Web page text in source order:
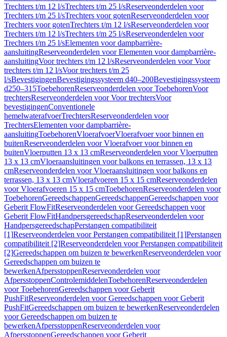
Trechters t/m 12 l/sTrechters t/m 25 l/sReserveonderdelen voor
Trechters t/m 25 l/sTrechters voor gotenReserveonderdelen voor
Trechters voor gotenTrechters t/m 12 l/sReserveonderdelen voor
Trechters t/m 12 l/sTrechters t/m 25 l/sReserveonderdelen voor
Trechters t/m 25 l/sElementen voor dampbarrière-
aansluitingReserveonderdelen voor Elementen voor dampbarrière-
aansluitingVoor trechters t/m 12 l/sReserveonderdelen voor Voor
trechters t/m 12 l/sVoor trechters t/m 25
l/sBevestigingenBevestigingssysteem d40–200Bevestigingssysteem
d250–315ToebehorenReserveonderdelen voor ToebehorenVoor
trechtersReserveonderdelen voor Voor trechtersVoor
bevestigingenConventionele
hemelwaterafvoerTrechtersReserveonderdelen voor
TrechtersElementen voor dampbarrière-
aansluitingToebehorenVloerafvoerVloerafvoer voor binnen en
buitenReserveonderdelen voor Vloerafvoer voor binnen en
buitenVloerputten 13 x 13 cmReserveonderdelen voor Vloerputten
13 x 13 cmVloeraansluitingen voor balkons en terrassen, 13 x 13
cmReserveonderdelen voor Vloeraansluitingen voor balkons en
terrassen, 13 x 13 cmVloerafvoeren 15 x 15 cmReserveonderdelen
voor Vloerafvoeren 15 x 15 cmToebehorenReserveonderdelen voor
ToebehorenGereedschappenGereedschappenGereedschappen voor
Geberit FlowFitReserveonderdelen voor Gereedschappen voor
Geberit FlowFitHandpersgereedschapReserveonderdelen voor
HandpersgereedschapPerstangen compatibiliteit
[1]Reserveonderdelen voor Perstangen compatibiliteit [1]Perstangen
compatibiliteit [2]Reserveonderdelen voor Perstangen compatibiliteit
[2]Gereedschappen om buizen te bewerkenReserveonderdelen voor
Gereedschappen om buizen te
bewerkenAfpersstoppenReserveonderdelen voor
AfpersstoppenControlemiddelenToebehorenReserveonderdelen
voor ToebehorenGereedschappen voor Geberit
PushFitReserveonderdelen voor Gereedschappen voor Geberit
PushFitGereedschappen om buizen te bewerkenReserveonderdelen
voor Gereedschappen om buizen te
bewerkenAfpersstoppenReserveonderdelen voor
AfpersstoppenGereedschappen voor Geberit